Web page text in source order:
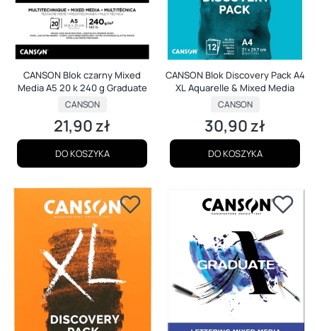
CANSON Blok czarny Mixed
Media A5 20 k 240 g Graduate
PRODUCENT
CANSON
Cena
21,90 zł
DO KOSZYKA
CANSON Blok Discovery Pack A4
XL Aquarelle & Mixed Media
PRODUCENT
CANSON
Cena
30,90 zł
DO KOSZYKA